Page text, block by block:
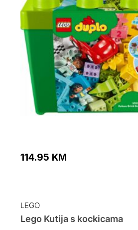
114.95 KM
LEGO
Lego Kutija s kockicama